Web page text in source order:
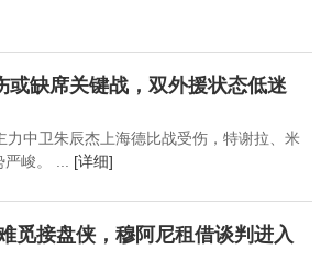
或缺席关键战，双外援状态低迷
中卫朱辰杰上海德比战受伤，特谢拉、米
峻。 ... [详细]
觅接盘侠，穆阿尼租借谈判进入